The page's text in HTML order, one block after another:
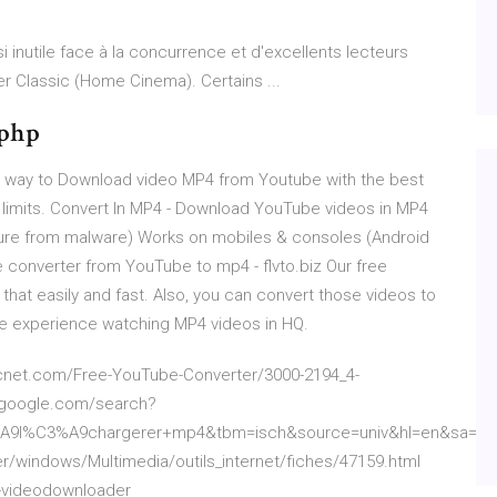
inutile face à la concurrence et d'excellents lecteurs
Classic (Home Cinema). Certains ...
to Download video MP4 from Youtube with the best
Convert In MP4 - Download YouTube videos in MP4
from malware) Works on mobiles & consoles (Android
from YouTube to mp4 - flvto.biz Our free
easily and fast. Also, you can convert those videos to
experience watching MP4 videos in HQ.
Free-YouTube-Converter/3000-2194_4-
search?
windows/Multimedia/outils_internet/fiches/47159.html